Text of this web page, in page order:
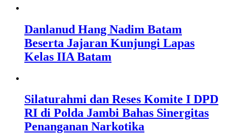
Danlanud Hang Nadim Batam
Beserta Jajaran Kunjungi Lapas
Kelas IIA Batam
Silaturahmi dan Reses Komite I DPD
RI di Polda Jambi Bahas Sinergitas
Penanganan Narkotika